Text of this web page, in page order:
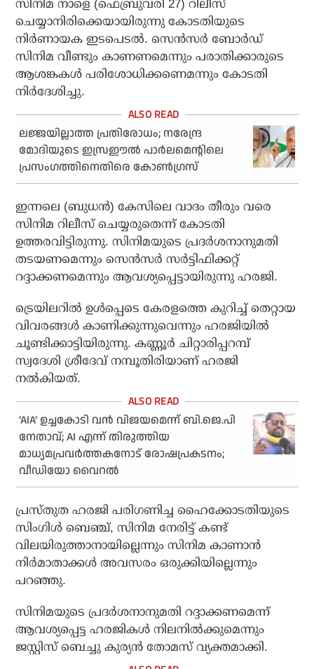
സിനിമ നാളെ (ഫെബ്രുവരി 27) റിലീസ്
ചെയ്യാനിരിക്കെയായിരുന്നു കോടതിയുടെ
നിര്‍ണായക ഇടപെടല്‍. സെന്‍സര്‍ ബോര്‍ഡ്
സിനിമ വീണ്ടും കാണണമെന്നും പരാതിക്കാരുടെ
ആശങ്കകള്‍ പരിശോധിക്കണെമന്നും കോടതി
നിര്‍ദേശിച്ചു.
ലജ്ജയില്ലാത്ത പ്രതിരോധം; നരേന്ദ്ര
മോദിയുടെ ഇസ്രഈല്‍ പാര്‍ലമെന്റിലെ
പ്രസംഗത്തിനെതിരെ കോണ്‍ഗ്രസ്
ഇന്നലെ (ബുധന്‍) കേസിലെ വാദം തീരും വരെ
സിനിമ റിലീസ് ചെയ്യരുതെന്ന് കോടതി
ഉത്തരവിട്ടിരുന്നു. സിനിമയുടെ പ്രദര്‍ശനാനുമതി
തടയണമെന്നും സെന്‍സര്‍ സര്‍ട്ടിഫിക്കറ്റ്
റദ്ദാക്കണമെന്നും ആവശ്യപ്പെട്ടായിരുന്നു ഹരജി.
ട്രെയിലറില്‍ ഉള്‍പ്പെടെ കേരളത്തെ കുറിച്ച് തെറ്റായ
വിവരങ്ങള്‍ കാണിക്കുന്നുവെന്നും ഹരജിയില്‍
ചൂണ്ടിക്കാട്ടിയിരുന്നു. കണ്ണൂര്‍ ചിറ്റാരിപ്പറമ്പ്
സ്വദേശി ശ്രീദേവ് നമ്പൂതിരിയാണ് ഹരജി
നല്‍കിയത്.
‘AIA’ ഉച്ചകോടി വന്‍ വിജയമെന്ന് ബി.ജെ.പി
നേതാവ്; AI എന്ന് തിരുത്തിയ
മാധ്യമപ്രവര്‍ത്തകനോട് രോഷപ്രകടനം;
വീഡിയോ വൈറല്‍
പ്രസ്തുത ഹരജി പരിഗണിച്ച ഹൈക്കോടതിയുടെ
സിംഗിള്‍ ബെഞ്ച്, സിനിമ നേരിട്ട് കണ്ട്
വിലയിരുത്താനായില്ലെന്നും സിനിമ കാണാന്‍
നിര്‍മാതാക്കള്‍ അവസരം ഒരുക്കിയില്ലെന്നും
പറഞ്ഞു.
സിനിമയുടെ പ്രദര്‍ശനാനുമതി റദ്ദാക്കണമെന്ന്
ആവശ്യപ്പെട്ട ഹരജികള്‍ നിലനില്‍ക്കുമെന്നും
ജസ്റ്റിസ് ബെച്ചു കുര്യന്‍ തോമസ് വ്യക്തമാക്കി.